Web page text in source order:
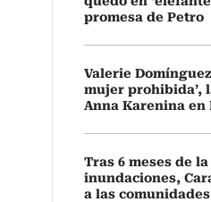
promesa de Petro
Valerie
mujer prohibida’,
Anna Karenina en
Tras 6 meses de
inundaciones,
a las